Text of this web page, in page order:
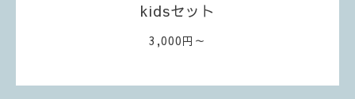
kidsセット
3,000円～